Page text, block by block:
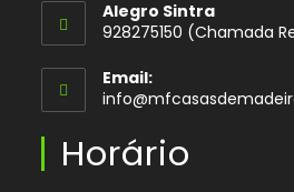
in
your
application
Alegro Sintra
928275150 (Chamada
Email:
Horário